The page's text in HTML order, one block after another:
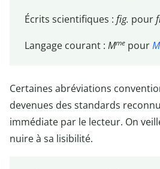
Écrits scientifiques : fig. pour
Langage courant : Mme pour
Certaines abréviations
devenues des standards
immédiate par le lecteur. On
nuire à sa lisibilité.